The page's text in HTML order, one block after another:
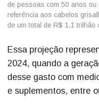
de pessoas com 50 anos ou
referência aos cabelos
de um total de R$ 1,1 trilhão
Essa projeção
2024, quando a
desse gasto com
e suplementos, entre